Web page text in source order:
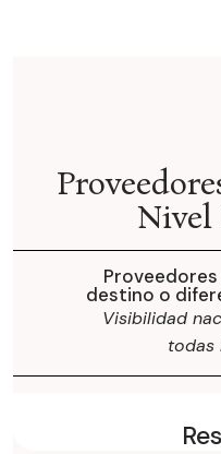
Nivel
destino o
Visibilidad
todas